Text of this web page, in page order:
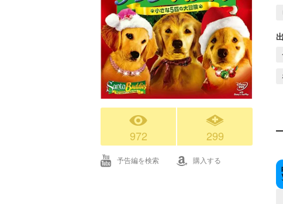
972 299
予告編を検索 購入する